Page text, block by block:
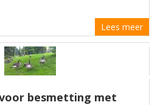
Lees meer
besmetting met